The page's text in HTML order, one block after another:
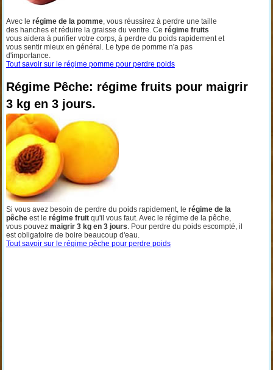
Avec le régime de la pomme, vous réussirez à perdre une taille
des hanches et réduire la graisse du ventre. Ce régime fruits
vous aidera à purifier votre corps, à perdre du poids rapidement et
vous sentir mieux en général. Le type de pomme n'a pas
d'importance.
Tout savoir sur le régime pomme pour perdre poids
Régime Pêche: régime fruits pour maigrir
3 kg en 3 jours.
Si vous avez besoin de perdre du poids rapidement, le régime de la
pêcheest le régime fruitqu'il vous faut. Avec le régime de la pêche,
vous pouvez maigrir 3 kg en 3 jours. Pour perdre du poids escompté, il
est obligatoire de boire beaucoup d'eau.
Tout savoir sur le régime pêche pour perdre poids